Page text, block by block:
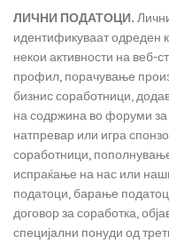
ЛИЧНИ ПОДАТОЦИ.
идентификуваат одреден
некои активности на веб-
профил, порачување
бизнис соработници,
на содржина во форуми за
натпревар или игра
соработници,
испраќање на нас или
податоци, барање
договор за соработка,
специјални понуди од